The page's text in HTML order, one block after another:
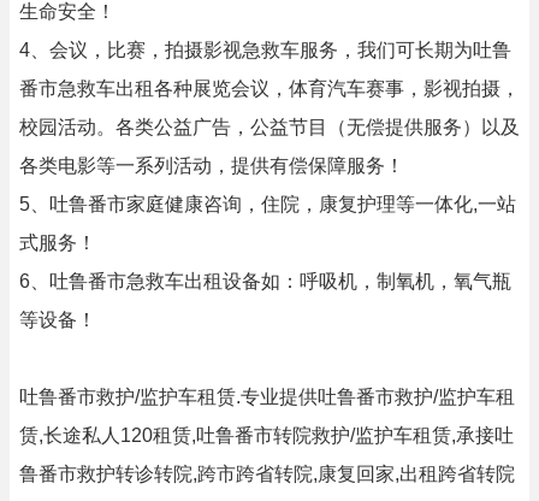
生命安全！
4、会议，比赛，拍摄影视急救车服务，我们可长期为吐鲁
番市急救车出租各种展览会议，体育汽车赛事，影视拍摄，
校园活动。各类公益广告，公益节目（无偿提供服务）以及
各类电影等一系列活动，提供有偿保障服务！
5、吐鲁番市家庭健康咨询，住院，康复护理等一体化,一站
式服务！
6、吐鲁番市急救车出租设备如：呼吸机，制氧机，氧气瓶
等设备！
吐鲁番市救护/监护车租赁.专业提供吐鲁番市救护/监护车租
赁,长途私人120租赁,吐鲁番市转院救护/监护车租赁,承接吐
鲁番市救护转诊转院,跨市跨省转院,康复回家,出租跨省转院